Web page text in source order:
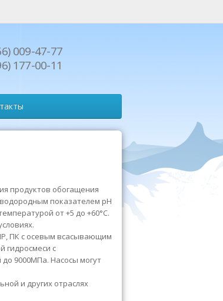
009-47-77
177-00-11
продуктов обогащения
водородным показателем рН
от +5 до +60°С.
ПК с осевым всасывающим
гидросмеси с
9000МПа. Насосы могут
и других отраслях